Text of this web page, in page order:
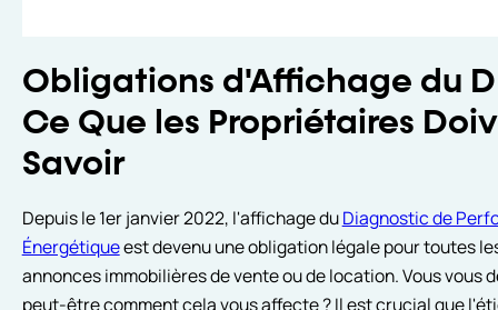
Obligations d'Affichage du
Ce Que les Propriétaires
Savoir
Depuis le 1er janvier 2022, l'affichage duDiagnostic de
Énergétiqueest devenu une obligation légale pour toutes
annonces immobilières de vente ou de location. Vous vous
peut-être comment cela vous affecte ? Il est crucial que